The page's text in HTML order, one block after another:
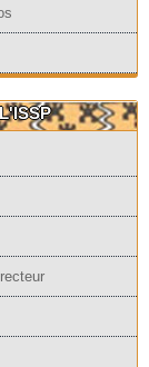
L'ISSP